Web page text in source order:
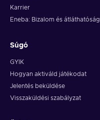
Karrier
Eneba: Bizalom és átláthatóság
Súgó
GYIK
Hogyan aktiváld játékodat
Jelentés beküldése
Visszaküldési szabályzat